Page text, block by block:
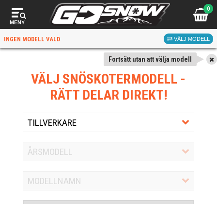
MENY
0
INGEN MODELL VALD VÄLJ MODELL
Fortsätt utan att välja modell
VÄLJ SNÖSKOTERMODELL -
RÄTT DELAR DIREKT!